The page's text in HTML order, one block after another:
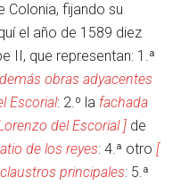
Colonia, fijando su
el año de 1589 diez
II, que representan: 1.ª
obras adyacentes
Escorial: 2.º la fachada
del Escorial ] de
de los reyes: 4.ª otro [
principales: 5.ª